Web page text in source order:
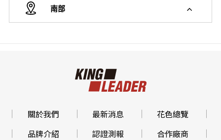
南部
關於我們 最新消息
花色總覽
品牌介紹
認證測報
合作廠商